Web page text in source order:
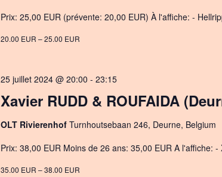
Prix: 25,00 EUR (prévente: 20,00 EUR) À l'affiche: -
20.00 EUR – 25.00 EUR
Xavier RUDD & ROUFAIDA
25 juillet 2024 @ 20:00 - 23:15
OLT Rivierenhof Turnhoutsebaan 246, Deurne, Belgium
Prix: 38,00 EUR Moins de 26 ans: 35,00 EUR A l'affiche:
35.00 EUR – 38.00 EUR